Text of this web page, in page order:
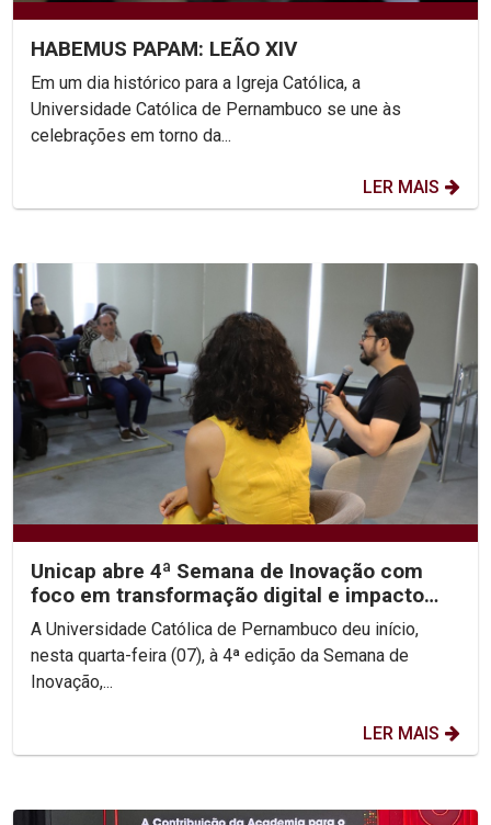
HABEMUS PAPAM: LEÃO XIV
Em um dia histórico para a Igreja Católica, a
Universidade Católica de Pernambuco se une às
celebrações em torno da...
LER MAIS
Unicap abre 4ª Semana de Inovação com
foco em transformação digital e impacto
social
A Universidade Católica de Pernambuco deu início,
nesta quarta-feira (07), à 4ª edição da Semana de
Inovação,...
LER MAIS